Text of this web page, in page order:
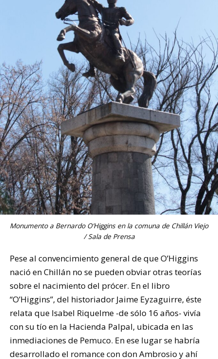
Monumento a Bernardo O’Higgins en la comuna de Chillán Viejo
/ Sala de Prensa
Pese al convencimiento general de que O’Higgins
nació en Chillán no se pueden obviar otras teorías
sobre el nacimiento del prócer. En el libro
“O’Higgins”, del historiador Jaime Eyzaguirre, éste
relata que Isabel Riquelme -de sólo 16 años- vivía
con su tío en la Hacienda Palpal, ubicada en las
inmediaciones de Pemuco. En ese lugar se habría
desarrollado el romance con don Ambrosio y ahí